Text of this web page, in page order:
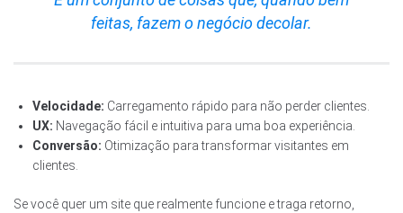
feitas, fazem o negócio decolar.
Velocidade: Carregamento rápido para não perder clientes.
UX: Navegação fácil e intuitiva para uma boa experiência.
Conversão: Otimização para transformar visitantes em
clientes.
Se você quer um site que realmente funcione e traga retorno,